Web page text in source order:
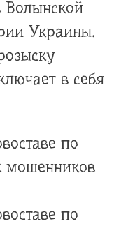
Волынской
Украины.
в себя
по
по